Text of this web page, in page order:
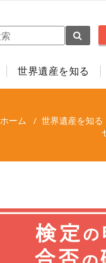
世界遺産を知る
ホーム / 世界遺産を知る